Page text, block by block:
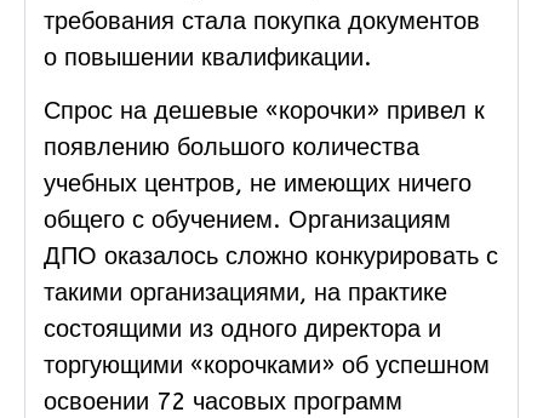
требования стала покупка документов
о повышении квалификации.
Спрос на дешевые «корочки» привел к
появлению большого количества
учебных центров, не имеющих ничего
общего с обучением. Организациям
ДПО оказалось сложно конкурировать с
такими организациями, на практике
состоящими из одного директора и
торгующими «корочками» об успешном
освоении 72 часовых программ